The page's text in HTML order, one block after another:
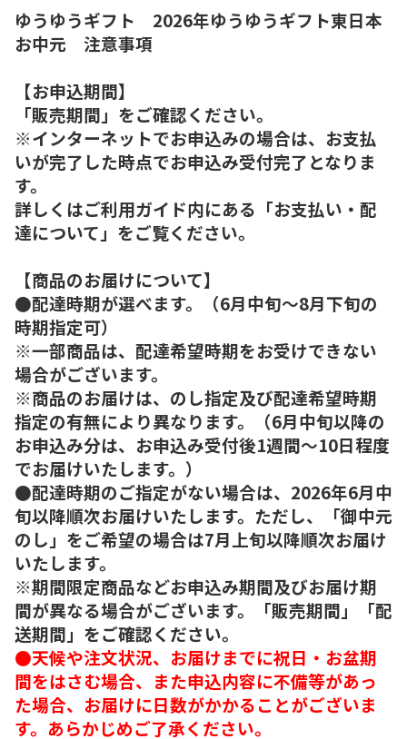
ゆうゆうギフト 2026年ゆうゆうギフト東日本
お中元 注意事項
【お申込期間】
「販売期間」をご確認ください。
※インターネットでお申込みの場合は、お支払
いが完了した時点でお申込み受付完了となりま
す。
詳しくはご利用ガイド内にある「お支払い・配
達について」をご覧ください。
【商品のお届けについて】
●配達時期が選べます。（6月中旬～8月下旬の
時期指定可）
※一部商品は、配達希望時期をお受けできない
場合がございます。
※商品のお届けは、のし指定及び配達希望時期
指定の有無により異なります。（6月中旬以降の
お申込み分は、お申込み受付後1週間～10日程度
でお届けいたします。）
●配達時期のご指定がない場合は、2026年6月中
旬以降順次お届けいたします。ただし、「御中元
のし」をご希望の場合は7月上旬以降順次お届け
いたします。
※期間限定商品などお申込み期間及びお届け期
間が異なる場合がございます。「販売期間」「配
送期間」をご確認ください。
●天候や注文状況、お届けまでに祝日・お盆期
間をはさむ場合、また申込内容に不備等があっ
た場合、お届けに日数がかかることがございま
す。あらかじめご了承ください。